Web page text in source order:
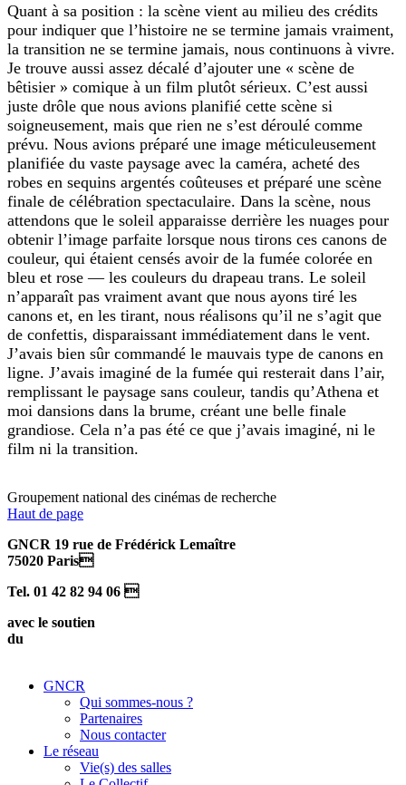
Quant à sa position : la scène vient au milieu des crédits
pour indiquer que l’histoire ne se termine jamais vraiment,
la transition ne se termine jamais, nous continuons à vivre.
Je trouve aussi assez décalé d’ajouter une « scène de
bêtisier » comique à un film plutôt sérieux. C’est aussi
juste drôle que nous avions planifié cette scène si
soigneusement, mais que rien ne s’est déroulé comme
prévu. Nous avions préparé une image méticuleusement
planifiée du vaste paysage avec la caméra, acheté des
robes en sequins argentés coûteuses et préparé une scène
finale de célébration spectaculaire. Dans la scène, nous
attendons que le soleil apparaisse derrière les nuages pour
obtenir l’image parfaite lorsque nous tirons ces canons de
couleur, qui étaient censés avoir de la fumée colorée en
bleu et rose — les couleurs du drapeau trans. Le soleil
n’apparaît pas vraiment avant que nous ayons tiré les
canons et, en les tirant, nous réalisons qu’il ne s’agit que
de confettis, disparaissant immédiatement dans le vent.
J’avais bien sûr commandé le mauvais type de canons en
ligne. J’avais imaginé de la fumée qui resterait dans l’air,
remplissant le paysage sans couleur, tandis qu’Athena et
moi dansions dans la brume, créant une belle finale
grandiose. Cela n’a pas été ce que j’avais imaginé, ni le
film ni la transition.
Groupement national des cinémas de recherche
Haut de page
GNCR 19 rue de Frédérick Lemaître
75020 Paris
Tel. 01 42 82 94 06 
avec le soutien
du
GNCR
Qui sommes-nous ?
Partenaires
Nous contacter
Le réseau
Vie(s) des salles